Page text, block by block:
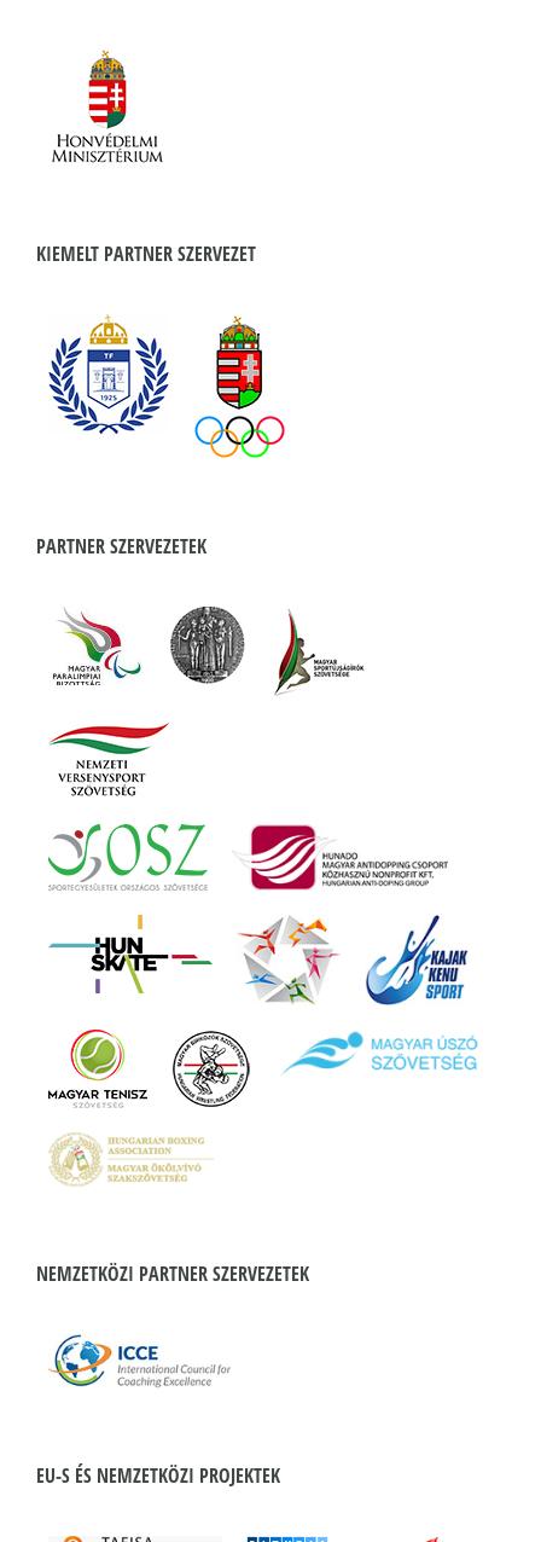
KIEMELT PARTNER SZERVEZET
PARTNER SZERVEZETEK
NEMZETKÖZI PARTNER SZERVEZETEK
EU-S ÉS NEMZETKÖZI PROJEKTEK